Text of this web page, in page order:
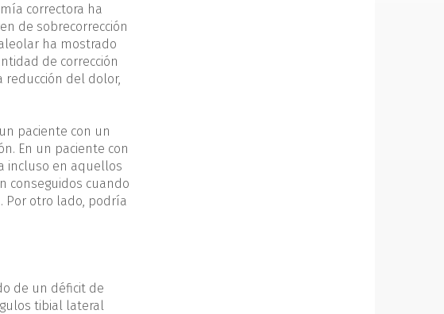
correctora ha
de sobrecorrección
ha mostrado
de corrección
reducción del dolor,
paciente con un
En un paciente con
incluso en aquellos
conseguidos cuando
Por otro lado, podría
de un déficit de
tibial lateral